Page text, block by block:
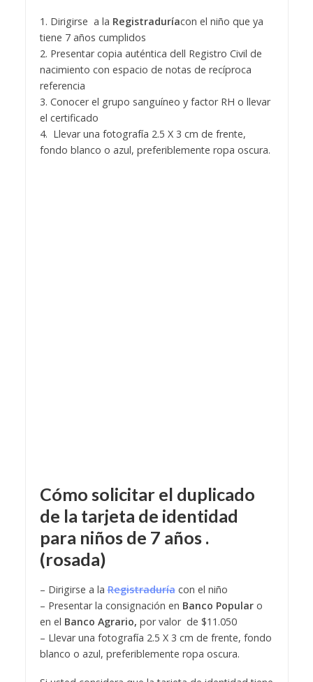
1. Dirigirse a la Registraduríacon el niño que ya
tiene 7 años cumplidos
2. Presentar copia auténtica dell Registro Civil de
nacimiento con espacio de notas de recíproca
referencia
3. Conocer el grupo sanguíneo y factor RH o llevar
el certificado
4. Llevar una fotografía 2.5 X 3 cm de frente,
fondo blanco o azul, preferiblemente ropa oscura.
Cómo solicitar el duplicado
de la tarjeta de identidad
para niños de 7 años .
(rosada)
– Dirigirse a laRegistraduríacon el niño
– Presentar la consignación en Banco Popularo
en el Banco Agrario, por valor de $11.050
– Llevar una fotografía 2.5 X 3 cm de frente, fondo
blanco o azul, preferiblemente ropa oscura.